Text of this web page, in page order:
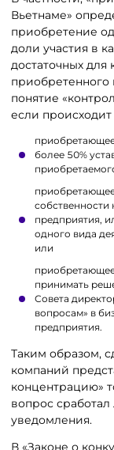
Вьетнаме»
приобретение
доли участия в
достаточных
приобретенного
понятие
если
более 50%
собственности
предприятия,
одного вида
или
принимать
Совета
вопросам» в
предприятия.
Таким образом,
компаний
концентрацию»
вопрос
уведомления.